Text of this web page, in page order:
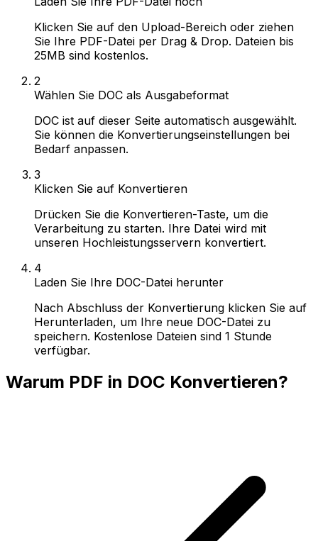
Klicken Sie auf den Upload-Bereich oder ziehen
Sie Ihre PDF-Datei per Drag & Drop. Dateien bis
25MB sind kostenlos.
2
Wählen Sie DOC als Ausgabeformat
DOC ist auf dieser Seite automatisch ausgewählt.
Sie können die Konvertierungseinstellungen bei
Bedarf anpassen.
3
Klicken Sie auf Konvertieren
Drücken Sie die Konvertieren-Taste, um die
Verarbeitung zu starten. Ihre Datei wird mit
unseren Hochleistungsservern konvertiert.
4
Laden Sie Ihre DOC-Datei herunter
Nach Abschluss der Konvertierung klicken Sie auf
Herunterladen, um Ihre neue DOC-Datei zu
speichern. Kostenlose Dateien sind 1 Stunde
verfügbar.
Warum PDF in DOC Konvertieren?